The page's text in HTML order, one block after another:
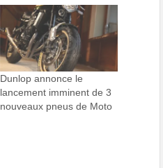
Dunlop annonce le
lancement imminent de 3
nouveaux pneus de Moto